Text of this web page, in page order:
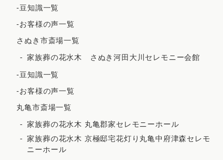
-豆知識一覧
-お客様の声一覧
さぬき市斎場一覧
家族葬の花水木 さぬき河田大川セレモニー会館
-豆知識一覧
-お客様の声一覧
丸亀市斎場一覧
家族葬の花水木 丸亀郡家セレモニーホール
家族葬の花水木 京極邸宅花灯り丸亀中府津森セレモ
ニーホール